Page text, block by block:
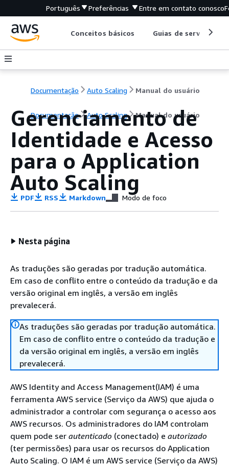
Português Preferências Entre em contato conosco
Conceitos básicos Guias de serviço
Documentação Auto Scaling Manual do usuário
Documentação Auto Scaling Manual do usuário
Gerenciamento de
Identidade e Acesso
para o Application
Auto Scaling
PDF RSS Markdown Modo de foco
Nesta página
As traduções são geradas por tradução automática.
Em caso de conflito entre o conteúdo da tradução e da
versão original em inglês, a versão em inglês
prevalecerá.
As traduções são geradas por tradução automática.
Em caso de conflito entre o conteúdo da tradução e
da versão original em inglês, a versão em inglês
prevalecerá.
AWS Identity and Access Management(IAM) é uma
ferramenta AWS service (Serviço da AWS) que ajuda o
administrador a controlar com segurança o acesso aos
AWS recursos. Os administradores do IAM controlam
quem pode ser autenticado (conectado) e autorizado
(ter permissões) para usar os recursos do Application
Auto Scaling. O IAM é um AWS service (Serviço da AWS)